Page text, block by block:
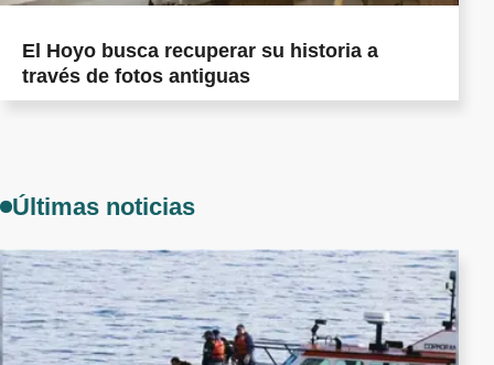
El Hoyo busca recuperar su historia a
través de fotos antiguas
Últimas noticias